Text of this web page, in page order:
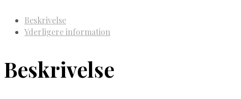
Beskrivelse
Yderligere information
Beskrivelse